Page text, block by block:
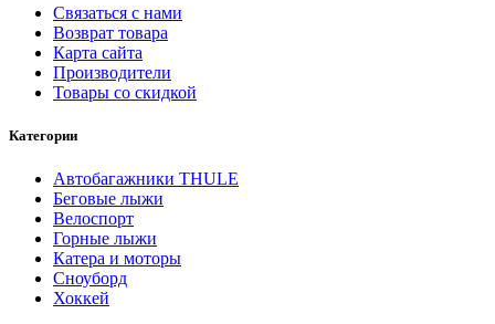
Связаться с нами
Возврат товара
Карта сайта
Производители
Товары со скидкой
Категории
Автобагажники THULE
Беговые лыжи
Велоспорт
Горные лыжи
Катера и моторы
Сноуборд
Хоккей